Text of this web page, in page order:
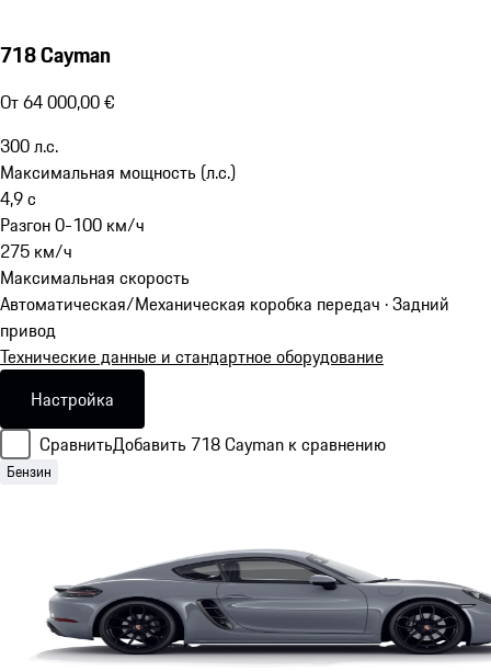
718 Cayman
От 64 000,00 €
300л.с.
Максимальная мощность (л.с.)
4,9с
Разгон 0-100 км/ч
275 км/ч
Максимальная скорость
Автоматическая/Механическая коробка передач · Задний
привод
Технические данные и стандартное оборудование
Настройка
СравнитьДобавить 718 Cayman к сравнению
Бензин